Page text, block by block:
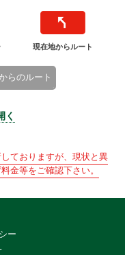
現在地からルート
からのルート
く
ておりますが、現状と異
金等をご確認下さい。
ー